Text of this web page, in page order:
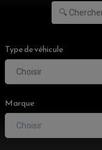
Type de véhicule
Choisir
Marque
Choisir